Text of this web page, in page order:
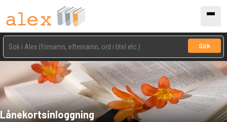
Sök
Lånekortsinloggning